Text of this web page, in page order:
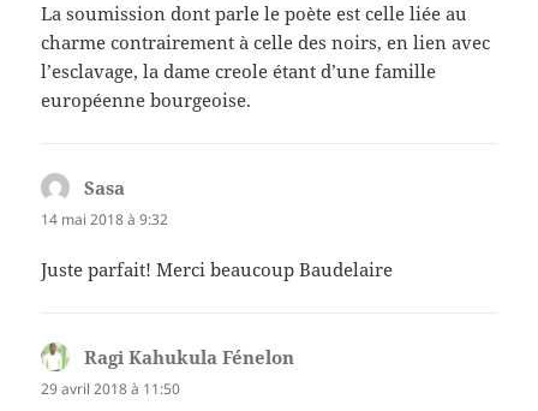
La soumission dont parle le poète est celle liée au
charme contrairement à celle des noirs, en lien avec
l’esclavage, la dame creole étant d’une famille
européenne bourgeoise.
Sasa
14 mai 2018 à 9:32
Juste parfait! Merci beaucoup Baudelaire
Ragi Kahukula Fénelon
29 avril 2018 à 11:50